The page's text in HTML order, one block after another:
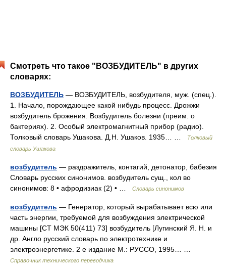
Смотреть что такое "ВОЗБУДИТЕЛЬ" в других
словарях:
ВОЗБУДИТЕЛЬ — ВОЗБУДИТЕЛЬ, возбудителя, муж. (спец.).
1. Начало, порождающее какой нибудь процесс. Дрожжи
возбудитель брожения. Возбудитель болезни (преим. о
бактериях). 2. Особый электромагнитный прибор (радио).
Толковый словарь Ушакова. Д.Н. Ушаков. 1935… …
Толковый
словарь Ушакова
возбудитель — раздражитель, контагий, детонатор, бабезия
Словарь русских синонимов. возбудитель сущ., кол во
синонимов: 8 • афродизиак (2) • …
Словарь синонимов
возбудитель — Генератор, который вырабатывает всю или
часть энергии, требуемой для возбуждения электрической
машины [СТ МЭК 50(411) 73] возбудитель [Лугинский Я. Н. и
др. Англо русский словарь по электротехнике и
электроэнергетике. 2 е издание М.: РУССО, 1995… …
Справочник технического переводчика